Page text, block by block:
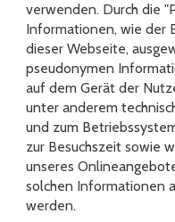
verwenden. Durch die
Informationen, wie der
dieser Webseite,
pseudonymen
auf dem Gerät der
unter anderem
und zum
zur Besuchszeit sowie
unseres
solchen Informationen
werden.